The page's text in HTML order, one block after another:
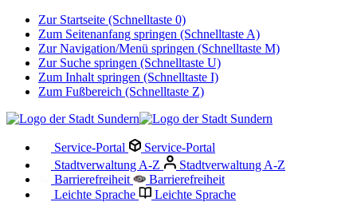
Zur Startseite (Schnelltaste 0)
Zum Seitenanfang springen (Schnelltaste A)
Zur Navigation/Menü springen (Schnelltaste M)
Zur Suche springen (Schnelltaste U)
Zum Inhalt springen (Schnelltaste I)
Zum Fußbereich (Schnelltaste Z)
Service-Portal
Service-Portal
Stadtverwaltung A-Z
Stadtverwaltung A-Z
Barrierefreiheit
Barrierefreiheit
Leichte Sprache
Leichte Sprache